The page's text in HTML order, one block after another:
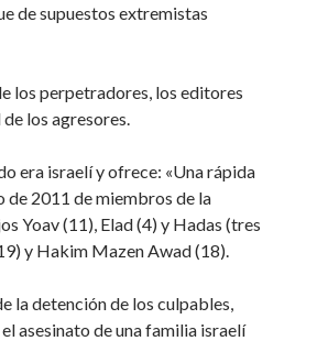
de supuestos extremistas
los perpetradores, los editores
los agresores.
era israelí y ofrece: «Una rápida
de 2011 de miembros de la
Yoav (11), Elad (4) y Hadas (tres
y Hakim Mazen Awad (18).
la detención de los culpables,
asesinato de una familia israelí